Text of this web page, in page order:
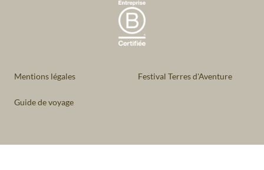
Mentions légales Festival Terres d'Aventure
Guide de voyage